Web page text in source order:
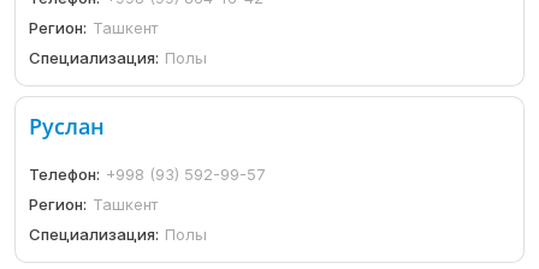
Регион: Ташкент
Специализация: Полы
Руслан
Телефон: +998 (93) 592-99-57
Регион: Ташкент
Специализация: Полы